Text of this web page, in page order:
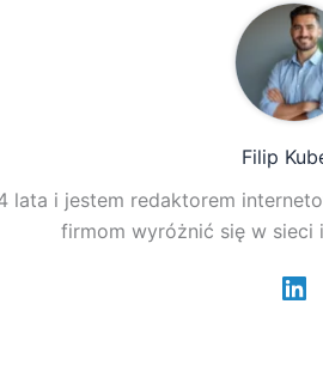
Filip
lata i jestem redaktorem
firmom wyróżnić się w sieci